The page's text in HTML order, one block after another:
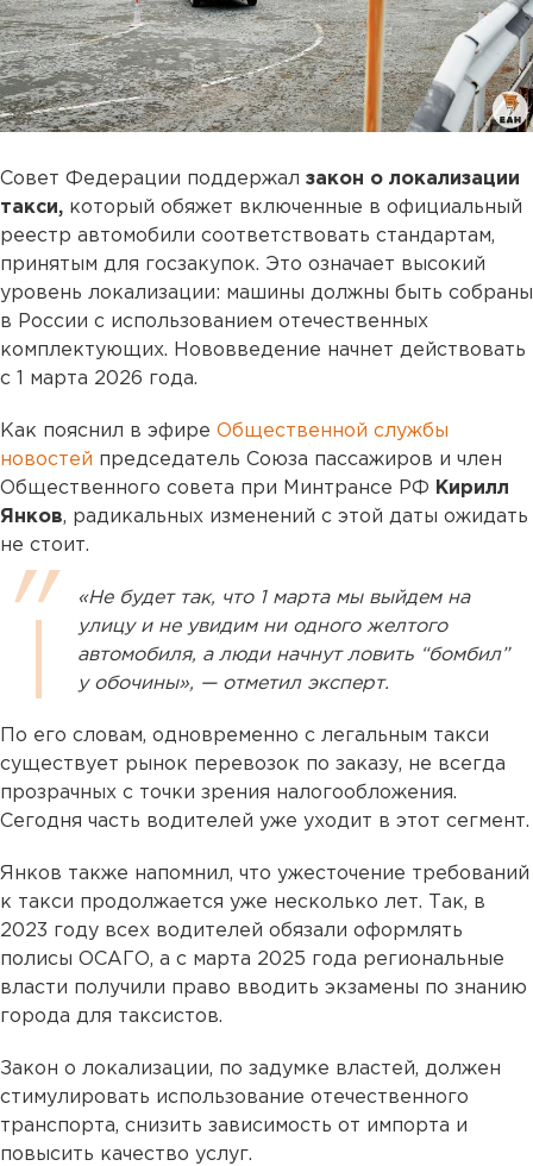
Совет Федерации поддержал закон о локализации
такси, который обяжет включенные в официальный
реестр автомобили соответствовать стандартам,
принятым для госзакупок. Это означает высокий
уровень локализации: машины должны быть собраны
в России с использованием отечественных
комплектующих. Нововведение начнет действовать
с 1 марта 2026 года.
Как пояснил в эфире Общественной службы
новостей председатель Союза пассажиров и член
Общественного совета при Минтрансе РФ Кирилл
Янков, радикальных изменений с этой даты ожидать
не стоит.
«Не будет так, что 1 марта мы выйдем на
улицу и не увидим ни одного желтого
автомобиля, а люди начнут ловить “бомбил”
у обочины», — отметил эксперт.
По его словам, одновременно с легальным такси
существует рынок перевозок по заказу, не всегда
прозрачных с точки зрения налогообложения.
Сегодня часть водителей уже уходит в этот сегмент.
Янков также напомнил, что ужесточение требований
к такси продолжается уже несколько лет. Так, в
2023 году всех водителей обязали оформлять
полисы ОСАГО, а с марта 2025 года региональные
власти получили право вводить экзамены по знанию
города для таксистов.
Закон о локализации, по задумке властей, должен
стимулировать использование отечественного
транспорта, снизить зависимость от импорта и
повысить качество услуг.